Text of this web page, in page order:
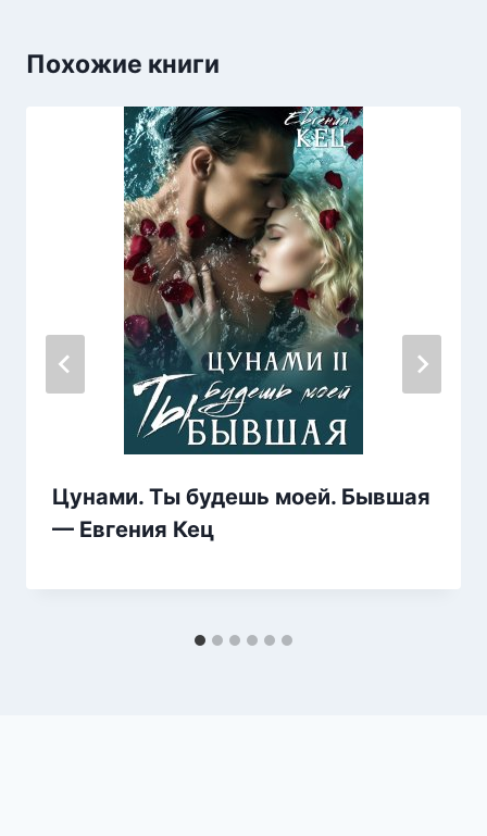
Похожие книги
Цунами. Ты будешь моей. Бывшая
— Евгения Кец